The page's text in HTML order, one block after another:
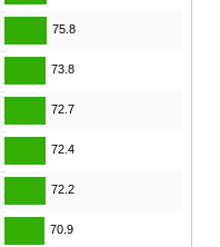
75.8
73.8
72.7
72.4
72.2
70.9